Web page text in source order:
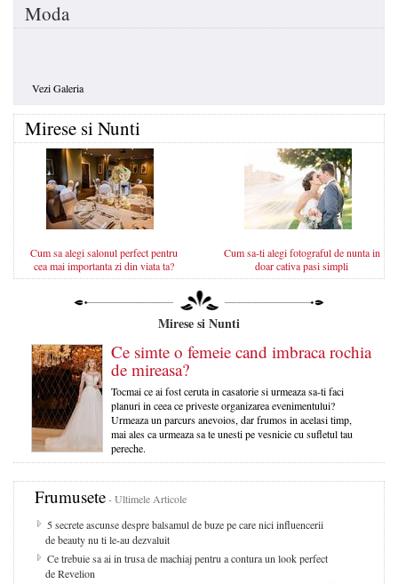
Moda
Vezi Galeria
Mirese si Nunti
Cum sa alegi salonul perfect pentru
cea mai importanta zi din viata ta?
Cum sa-ti alegi fotograful de nunta in
doar cativa pasi simpli
Mirese si Nunti
Ce simte o femeie cand imbraca rochia
de mireasa?
Tocmai ce ai fost ceruta in casatorie si urmeaza sa-ti faci
planuri in ceea ce priveste organizarea evenimentului?
Urmeaza un parcurs anevoios, dar frumos in acelasi timp,
mai ales ca urmeaza sa te unesti pe vesnicie cu sufletul tau
pereche.
Frumusete- Ultimele Articole
5 secrete ascunse despre balsamul de buze pe care nici influencerii
de beauty nu ti le-au dezvaluit
Ce trebuie sa ai in trusa de machiaj pentru a contura un look perfect
de Revelion